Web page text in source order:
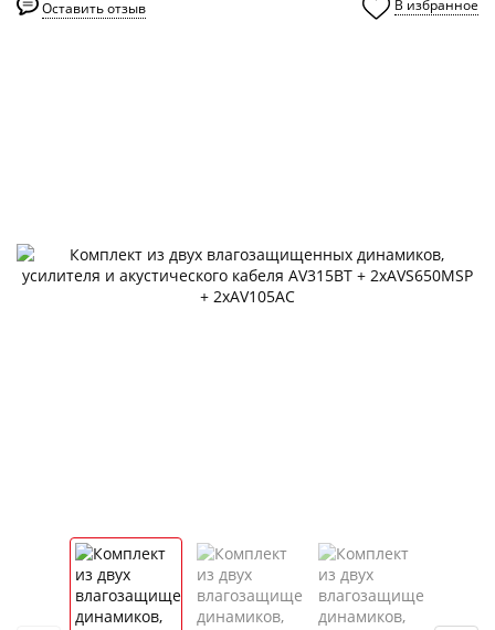
Оставить отзыв
0 В избранное